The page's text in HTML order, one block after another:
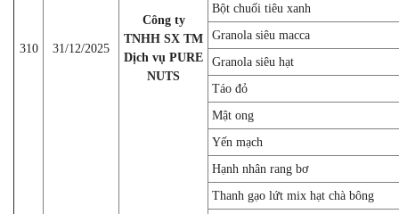
310 31/12/2025
Công ty
TNHH SX TM
Dịch vụ PURE
NUTS
Bột chuối tiêu xanh
Granola siêu macca
Granola siêu hạt
Táo đỏ
Mật ong
Yến mạch
Hạnh nhân rang bơ
Thanh gạo lứt mix hạt chà bông